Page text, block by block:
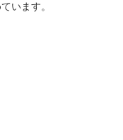
います。